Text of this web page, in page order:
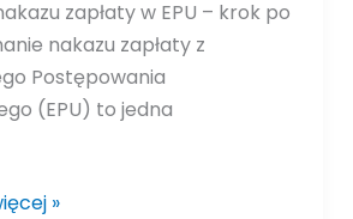
zapłaty w EPU – krok po
nakazu zapłaty z
Postępowania
(EPU) to jedna
»